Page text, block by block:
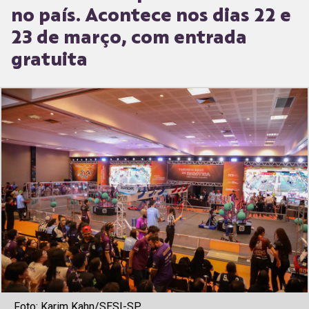
no país. Acontece nos dias 22 e
23 de março, com entrada
gratuita